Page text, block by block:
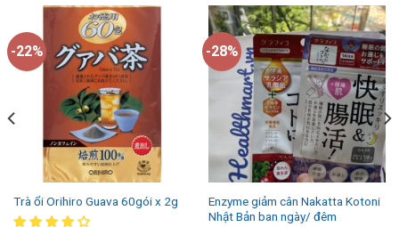
-22%
Trà ổi Orihiro Guava 60gói x 2g
-28%
Enzyme giảm cân Nakatta Kotoni
Nhật Bản ban ngày/ đêm